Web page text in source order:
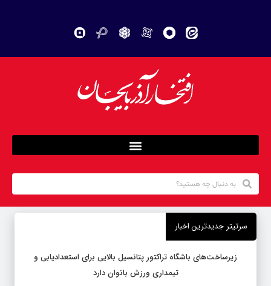
سرتیتر جدیدترین اخبار
زیرساخت‌های باشگاه تراکتور پتانسیل بالایی برای استعدادیابی و
تیمداری ورزش بانوان دارد